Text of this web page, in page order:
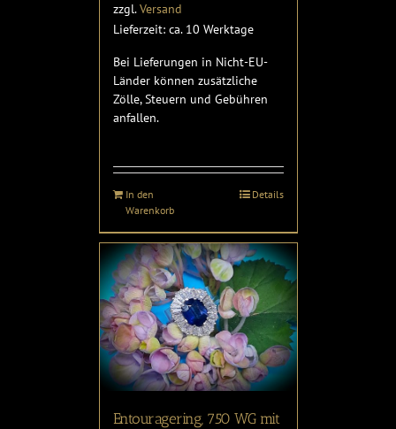
zzgl.Versand
Lieferzeit: ca. 10 Werktage
Bei Lieferungen in Nicht-EU-
Länder können zusätzliche
Zölle, Steuern und Gebühren
anfallen.
In den
Warenkorb
Details
Entouragering, 750 WG mit